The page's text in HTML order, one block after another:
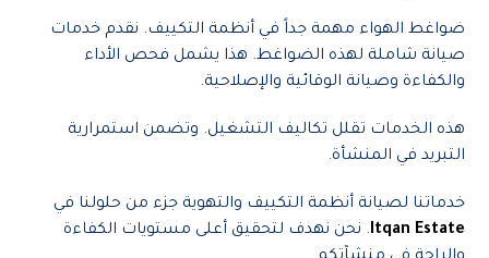
ضواغط الهواء مهمة جداً في أنظمة التكييف. نقدم خدمات
صيانة شاملة لهذه الضواغط. هذا يشمل فحص الأداء
والكفاءة وصيانة الوقائية والإصلاحية.
هذه الخدمات تقلل تكاليف التشغيل. وتضمن استمرارية
التبريد في المنشأة.
خدماتنا لصيانة أنظمة التكييف والتهوية جزء من حلولنا في
Itqan Estate. نحن نهدف لتحقيق أعلى مستويات الكفاءة